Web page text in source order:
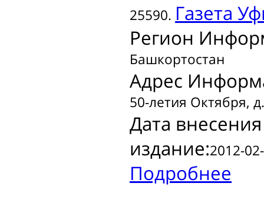
25590. Газета
Регион
Башкортостан
Адрес
50-летия Октября,
Дата
издание:2012-
Подробнее